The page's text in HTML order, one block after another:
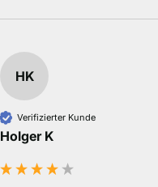
HK
Verifizierter Kunde
Holger K